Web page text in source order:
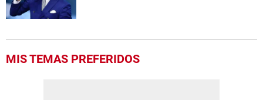
MIS TEMAS PREFERIDOS